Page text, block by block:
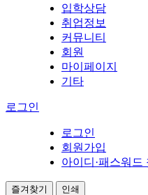
입학상담
취업정보
커뮤니티
회원
마이페이지
기타
로그인
로그인
회원가입
아이디·패스워드
즐겨찾기 인쇄